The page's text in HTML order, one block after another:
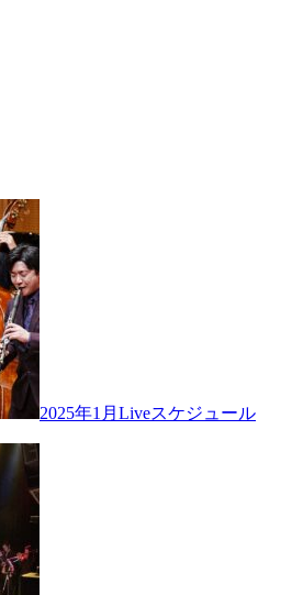
2025年1月Liveスケジュール